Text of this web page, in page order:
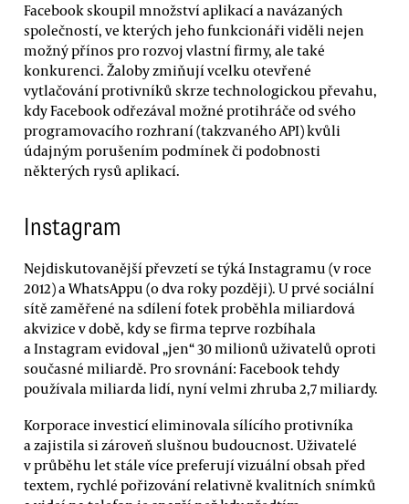
Facebook skoupil množství aplikací a navázaných
společností, ve kterých jeho funkcionáři viděli nejen
možný přínos pro rozvoj vlastní firmy, ale také
konkurenci. Žaloby zmiňují vcelku otevřené
vytlačování protivníků skrze technologickou převahu,
kdy Facebook odřezával možné protihráče od svého
programovacího rozhraní (takzvaného API) kvůli
údajným porušením podmínek či podobnosti
některých rysů aplikací.
Instagram
Nejdiskutovanější převzetí se týká Instagramu (v roce
2012) a WhatsAppu (o dva roky později). U prvé sociální
sítě zaměřené na sdílení fotek proběhla miliardová
akvizice v době, kdy se firma teprve rozbíhala
a Instagram evidoval „jen“ 30 milionů uživatelů oproti
současné miliardě. Pro srovnání: Facebook tehdy
používala miliarda lidí, nyní velmi zhruba 2,7 miliardy.
Korporace investicí eliminovala sílícího protivníka
a zajistila si zároveň slušnou budoucnost. Uživatelé
v průběhu let stále více preferují vizuální obsah před
textem, rychlé pořizování relativně kvalitních snímků